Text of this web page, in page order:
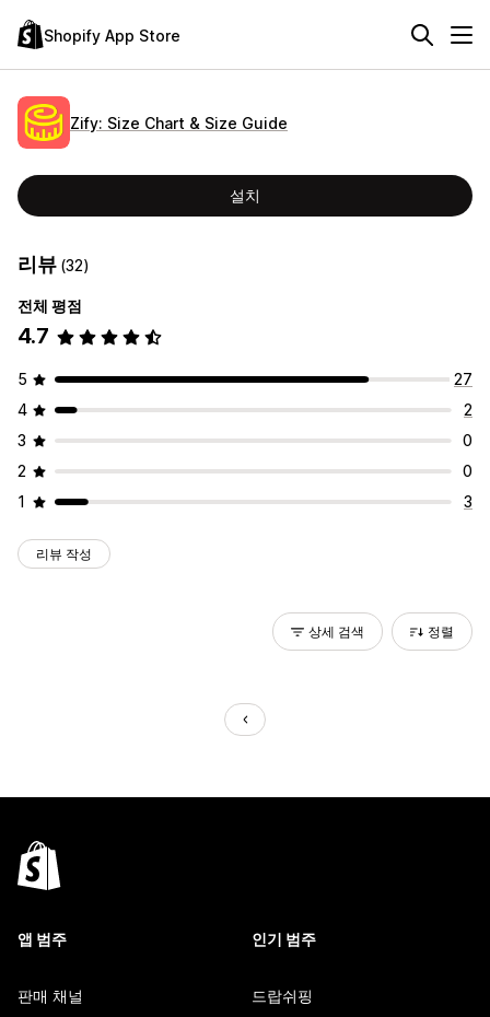
Shopify App Store
Zify: Size Chart & Size Guide
설치
리뷰 (32)
전체 평점
4.7
5
27
4
2
3
0
2
0
1
3
리뷰 작성
상세 검색 정렬
앱 범주
판매 채널
인기 범주
드랍쉬핑